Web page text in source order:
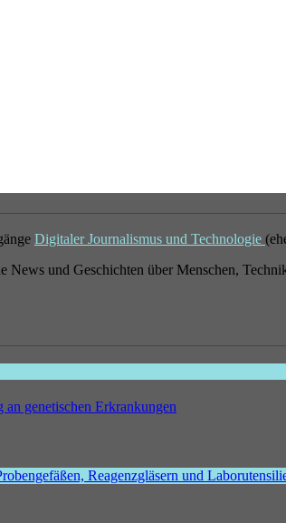
Digitaler Journalismus und Technologie
News und Geschichten über Menschen,
genetischen Erkrankungen